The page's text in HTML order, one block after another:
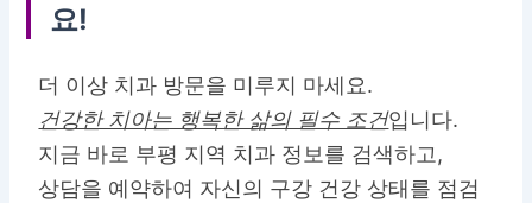
요!
더 이상 치과 방문을 미루지 마세요.
건강한 치아는 행복한 삶의 필수 조건입니다.
지금 바로 부평 지역 치과 정보를 검색하고,
상담을 예약하여 자신의 구강 건강 상태를 점검